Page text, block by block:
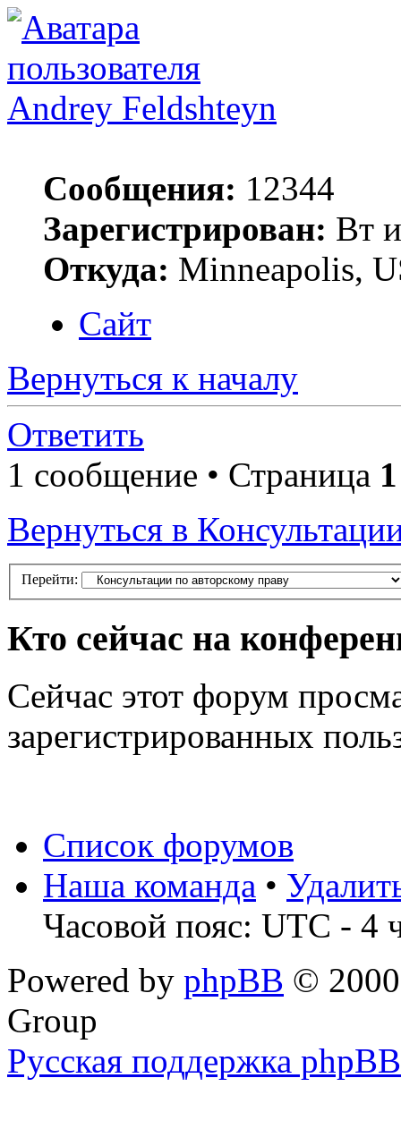
Andrey Feldshteyn
Сообщения: 12344
Зарегистрирован: Вт
Откуда: Minneapolis,
Сайт
Вернуться к началу
Ответить
1 сообщение • Страница 1
Вернуться в
Перейти:
Кто сейчас на
Сейчас этот форум
зарегистрированных
Список форумов
Наша команда •
Часовой пояс: UTC - 4
Powered by phpBB ©
Group
Русская поддержка phpBB